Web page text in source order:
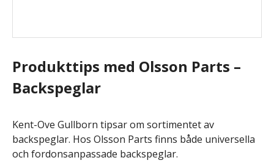
Produkttips med Olsson Parts –
Backspeglar
Kent-Ove Gullborn tipsar om sortimentet av
backspeglar. Hos Olsson Parts finns både universella
och fordonsanpassade backspeglar.